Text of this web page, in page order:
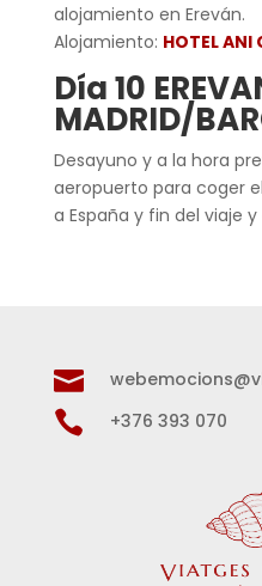
alojamiento en Ereván.
Alojamiento: HOTEL ANI
Día 10
MADRID/
Desayuno y a la hora
aeropuerto para coger
a España y fin del viaje

 +376 393 070